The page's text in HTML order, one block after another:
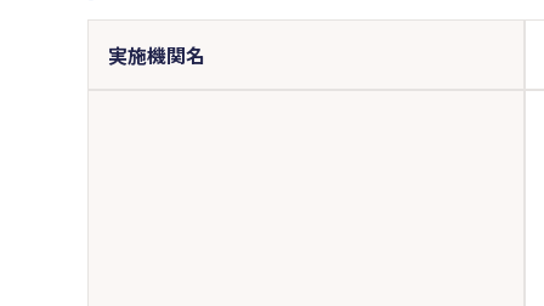
実施機関名